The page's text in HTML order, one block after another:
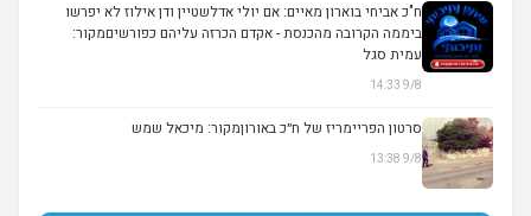
ח"כ אביחי בוארון מאיים: אם יולי אדלשטיין ודן אילוז לא יפרשו
ביממה הקרובה מהכנסת - אקדם הכרזה עליהם כפורשיםמקור:
עמית סגל
9/8 14:33
סרטון הפריימריז של ח״כ באורוןמקור: מיכאל שמש
9/8 13:38